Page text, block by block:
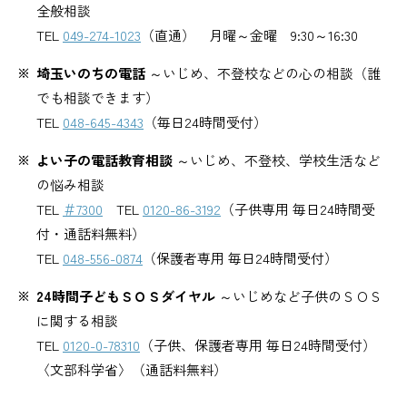
全般相談
TEL 049-274-1023 （直通） 月曜～金曜 9:30～16:30
埼玉いのちの電話 ～いじめ、不登校などの心の相談（誰
でも相談できます）
TEL 048-645-4343 （毎日24時間受付）
よい子の電話教育相談 ～いじめ、不登校、学校生活など
の悩み相談
TEL ＃7300 TEL 0120-86-3192 （子供専用 毎日24時間受
付・通話料無料）
TEL 048-556-0874 （保護者専用 毎日24時間受付）
24時間子どもＳＯＳダイヤル ～いじめなど子供のＳＯＳ
に関する相談
TEL 0120-0-78310 （子供、保護者専用 毎日24時間受付）
〈文部科学省〉（通話料無料）